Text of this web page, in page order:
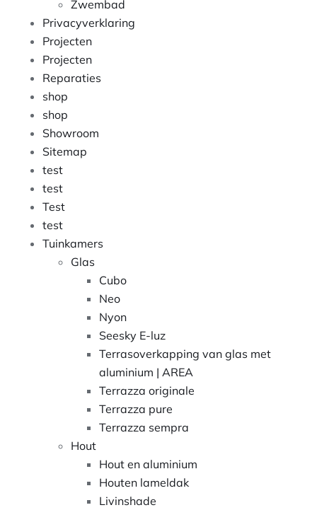
Zwembad
Privacyverklaring
Projecten
Projecten
Reparaties
shop
shop
Showroom
Sitemap
test
test
Test
test
Tuinkamers
Glas
Cubo
Neo
Nyon
Seesky E-luz
Terrasoverkapping van glas met
aluminium | AREA
Terrazza originale
Terrazza pure
Terrazza sempra
Hout
Hout en aluminium
Houten lameldak
Livinshade